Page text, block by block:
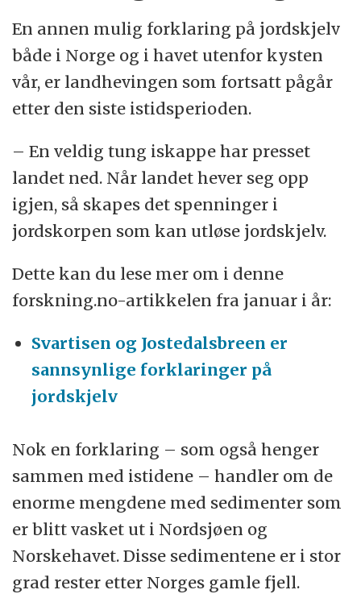
En annen mulig forklaring på jordskjelv
både i Norge og i havet utenfor kysten
vår, er landhevingen som fortsatt pågår
etter den siste istidsperioden.
– En veldig tung iskappe har presset
landet ned. Når landet hever seg opp
igjen, så skapes det spenninger i
jordskorpen som kan utløse jordskjelv.
Dette kan du lese mer om i denne
forskning.no-artikkelen fra januar i år:
Svartisen og Jostedalsbreen er
sannsynlige forklaringer på
jordskjelv
Nok en forklaring – som også henger
sammen med istidene – handler om de
enorme mengdene med sedimenter som
er blitt vasket ut i Nordsjøen og
Norskehavet. Disse sedimentene er i stor
grad rester etter Norges gamle fjell.